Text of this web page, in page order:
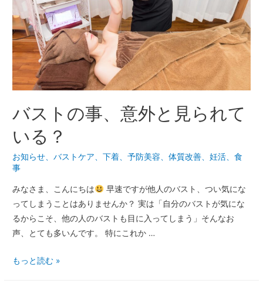
バストの事、意外と見られて
いる？
お知らせ、バストケア、下着、予防美容、体質改善、妊活、食
事
みなさま、こんにちは
早速ですが他人のバスト、つい気にな
ってしまうことはありませんか？ 実は「自分のバストが気にな
るからこそ、他の人のバストも目に入ってしまう」そんなお
声、とても多いんです。 特にこれか …
もっと読む »